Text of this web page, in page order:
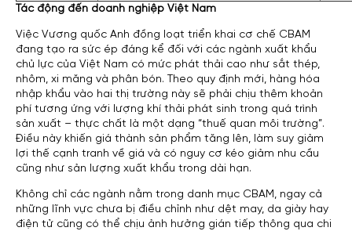
Tác động đến doanh nghiệp Việt Nam
Việc Vương quốc Anh đồng loạt triển khai cơ chế CBAM
đang tạo ra sức ép đáng kể đối với các ngành xuất khẩu
chủ lực của Việt Nam có mức phát thải cao như sắt thép,
nhôm, xi măng và phân bón. Theo quy định mới, hàng hóa
nhập khẩu vào hai thị trường này sẽ phải chịu thêm khoản
phí tương ứng với lượng khí thải phát sinh trong quá trình
sản xuất – thực chất là một dạng “thuế quan môi trường”.
Điều này khiến giá thành sản phẩm tăng lên, làm suy giảm
lợi thế cạnh tranh về giá và có nguy cơ kéo giảm nhu cầu
cũng như sản lượng xuất khẩu trong dài hạn.
Không chỉ các ngành nằm trong danh mục CBAM, ngay cả
những lĩnh vực chưa bị điều chỉnh như dệt may, da giày hay
điện tử cũng có thể chịu ảnh hưởng gián tiếp thông qua chi